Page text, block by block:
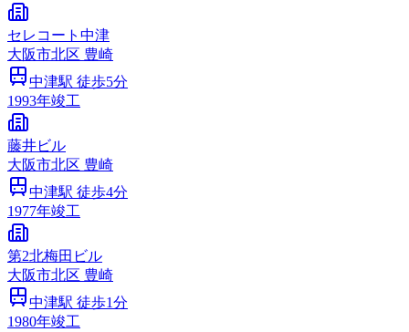
セレコート中津
大阪市北区 豊崎
中津駅 徒歩5分
1993年竣工
藤井ビル
大阪市北区 豊崎
中津駅 徒歩4分
1977年竣工
第2北梅田ビル
大阪市北区 豊崎
中津駅 徒歩1分
1980年竣工